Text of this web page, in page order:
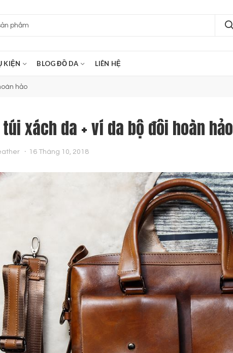
KIỆN BLOG ĐỒ DA LIÊN HỆ
hảo
túi xách da + ví da bộ đôi hoàn hảo
16 Tháng 10, 2018